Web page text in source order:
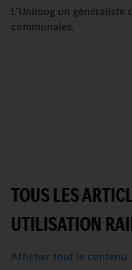
L’Unimog un
communales.
TOUS LES
UTILISATION
Afficher tout le contenu